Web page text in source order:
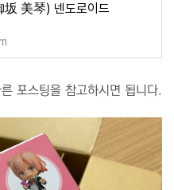
坂 美琴) 넨도로이드
포스팅을 참고하시면 됩니다.